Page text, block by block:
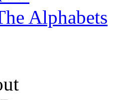
Alphabets